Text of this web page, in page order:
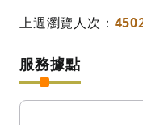
上週瀏覽人次：
服務據點